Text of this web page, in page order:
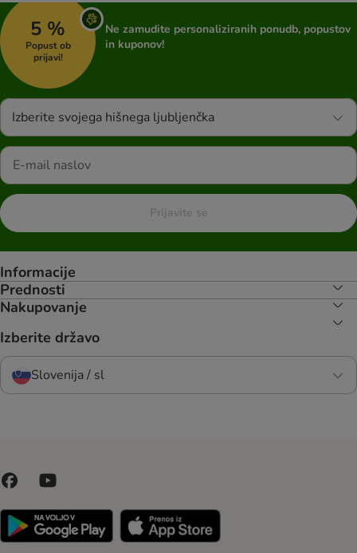
5 %
Popust ob
prijavi!
Ne zamudite personaliziranih ponudb, popustov
in kuponov!
Izberite svojega hišnega ljubljenčka
Prijavite se
Informacije
Prednosti
Nakupovanje
Izberite državo
Slovenija / sl